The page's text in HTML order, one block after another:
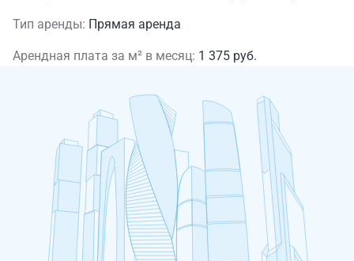
Тип аренды: Прямая аренда
Арендная плата за м² в месяц: 1 375 руб.